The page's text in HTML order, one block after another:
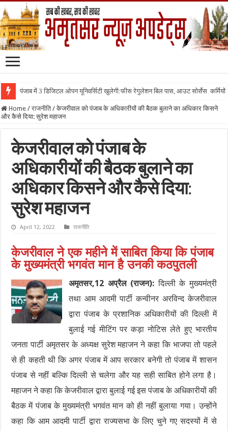
पंजाब में 3 डिजिटल ओपन यूनिवर्सिटी खुलेगी:फीस रेगुलेशन बिल पास, आउट सोर्सेस
Home / राजनीति / केजरीवाल को पंजाब के अधिकारीयों की बैठक बुलाने का अधिकार किसने
और कैसे दिया: सुरेश महाजन
केजरीवाल को पंजाब के
अधिकारीयों की बैठक बुलाने का
अधिकार किसने और कैसे दिया:
सुरेश महाजन
April 12, 2022 राजनीति
केजरीवाल ने एक महीने में साबित किया कि पंजाब
के मुख्यमंत्री भगवंत मान है उनकी कठपुतली
अमृतसर,12 अप्रैल (राजन): दिल्ली के मुख्यमंत्री
तथा आम आदमी पार्टी कन्वीनर अरविन्द केजरीवाल
द्वारा पंजाब के प्रशानिक अधिकारीयों की दिल्ली में
बुलाई गई मीटिंग पर कड़ा नोटिस लेते हुए भारतीय
जनता पार्टी अमृतसर के अध्यक्ष सुरेश महाजन ने कहा कि भाजपा तो पहले
से ही कहती थी कि अगर पंजाब में आप सरकार बनेगी तो पंजाब में शासन
पंजाब से नहीं बल्कि दिल्ली से चलेगा और यह सही साबित होने लगा है।
महाजन ने कहा कि केजरीवाल द्वारा बुलाई गई इस पंजाब के अधिकारीयों की
बैठक में पंजाब के मुख्यमंत्री भगवंत मान को ही नहीं बुलाया गया। उन्होंने
कहा कि आम आदमी पार्टी द्वारा राज्यसभा के लिए चुने गए सदस्यों में से